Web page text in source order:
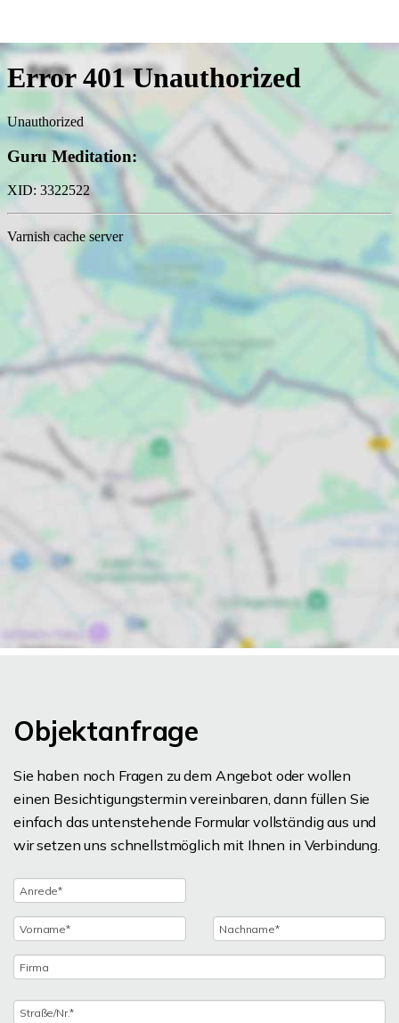
Objektanfrage
Sie haben noch Fragen zu dem Angebot oder wollen
einen Besichtigungstermin vereinbaren, dann füllen Sie
einfach das untenstehende Formular vollständig aus und
wir setzen uns schnellstmöglich mit Ihnen in Verbindung.